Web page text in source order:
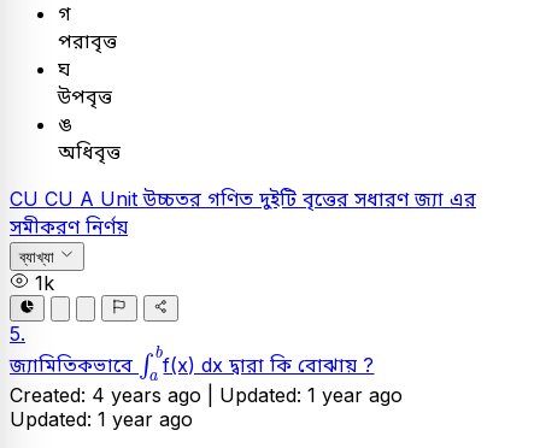
গ
পরাবৃত্ত
ঘ
উপবৃত্ত
ঙ
অধিবৃত্ত
CU CU A Unitউচ্চতর গণিত দুইটি বৃত্তের সধারণ জ্যা এর
সমীকরণ নির্ণয়
ব্যাখ্যা
1k
5.
জ্যামিতিকভাবে ∫ b
a
ab
f(x) dx দ্বারা কি বোঝায় ?
Created: 4 years ago | Updated: 1 year ago
Updated: 1 year ago